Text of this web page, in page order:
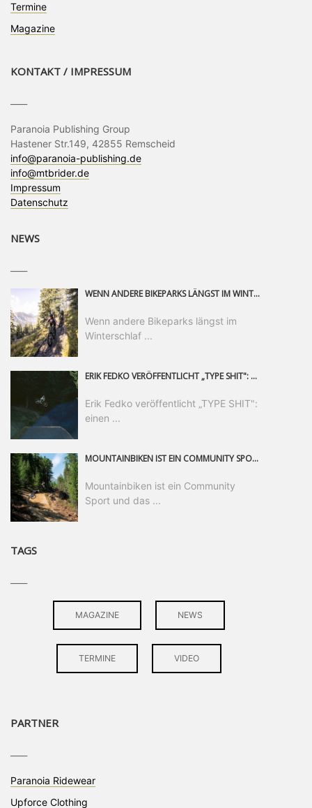
Termine
Magazine
KONTAKT / IMPRESSUM
Paranoia Publishing Group
Hastener Str.149, 42855 Remscheid
info@paranoia-publishing.de
info@mtbrider.de
Impressum
Datenschutz
NEWS
WENN ANDERE BIKEPARKS LÄNGST IM WINTERSCHLAF SIND, IST MAN IN SAALFELDEN LEOGANG IMMER NOCH AM MOUNTAINBIKEN. IST DER HERBST DIE SCHÖNSTE ZEIT DES JAHRES? AUF DEN TRAILS RUND UM SAALFELDEN LEOGANG UND IM EPIC BIKEPARK LEOGANG IST ER DAS AUF JEDEN FALL – UND DIE GEFÜHLT DIE LÄNGSTE NOCH DAZU. NOCH BIS MINDESTENS 8. NOVEMBER STEHT DAS PINZGAUER MOUNTAINBIKE-PARADIES ALLEN RIDERN OFFEN, DIE EINFACH NICHT GENUG KRIEGEN KÖNNEN. DABEI HÄLT DIE GOLDENE JAHRESZEIT IN SAALFELDEN LEOGANG WEIT MEHR ALS LINES, TRAILS UND HERBSTPANORAMEN BEREIT: MIT DEM BIKE FESTIVAL, VERSCHIEDENEN LADIES SHRED EVENTS UND EINEM DIE GESAMTE SAISON ANDAUERNDEN PHOTO CONTEST ZUM 25-JÄHRIGEN BIKEPARK-JUBILÄUM GIBT ES RUND UM ÖSTERREICHS ÄLTESTEN BIKEPARK EINIGES ZU ERLEBEN.
Wenn andere Bikeparks längst im
Winterschlaf ...
ERIK FEDKO VERÖFFENTLICHT „TYPE SHIT": EINEN 23-MINÜTIGEN MOUNTAINBIKE-FILM, ÜBER DREI JAHRE RUND UM DIE WELT GEDREHT. ZEITGLEICH LAUNCHT ER DIE GLEICHNAMIGE KOLLEKTION SEINER BRAND TYPE. EIN SEGMENT DES FILMS ERSCHEINT SEPARAT AUF RED BULL BIKE.
Erik Fedko veröffentlicht „TYPE SHIT":
einen ...
MOUNTAINBIKEN IST EIN COMMUNITY SPORT UND DAS BEWEIST SICH IN DER BIKE REPUBLIC SÖLDEN GERADE EINDRUCKSVOLL AUF ALLEN LEVELN. FREERIDE PROFI, SHAPERIN UND FRISCH GEWÄHLTE SWATCH NINES MVP VERO SANDLER IST BEGEISTERT VON DER VIELFALT DER BIKE DESTINATION, DER NEUEN JUMPLINE UND PLÄDIERT FÜR MUT BEI (FRAUEN) COMMUNITIES. VERO UND IHR VERLOBTER SAM HODGES VERBRINGEN MEHRERE MONATE IN DER BIKE REPUBLIC UND LASSEN UNS DARAN TEILHABEN. UM COMMUNITY GEHT ES AUCH BEI DER PARTNERSCHAFT ZWISCHEN SÖLDEN UND DEM NEUEN RIDERS PARK DONOVALY IN DER SLOWAKEI: DER DORTIGE TOURISMUSDIREKTOR JIRI PEC IST ÜBERZEUGT: VON MEHR BIKEPARKS PROFITIERT DIE GANZE MTB-SZENE – UND MIT DOMINIK LINSER, GESCHÄFTSFÜHRER DER BRS, HAT ER DAMIT DEN PERFEKTEN PARTNER GEFUNDEN.
Mountainbiken ist ein Community
Sport und das ...
TAGS
MAGAZINE NEWS
TERMINE VIDEO
PARTNER
Paranoia Ridewear
Upforce Clothing